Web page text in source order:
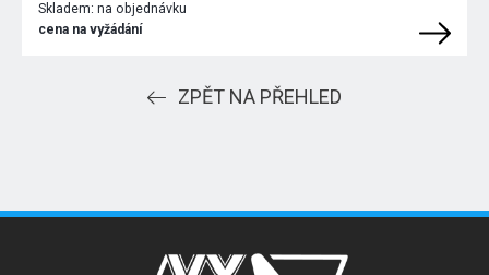
Skladem: na objednávku
cena na vyžádání
ZPĚT NA PŘEHLED